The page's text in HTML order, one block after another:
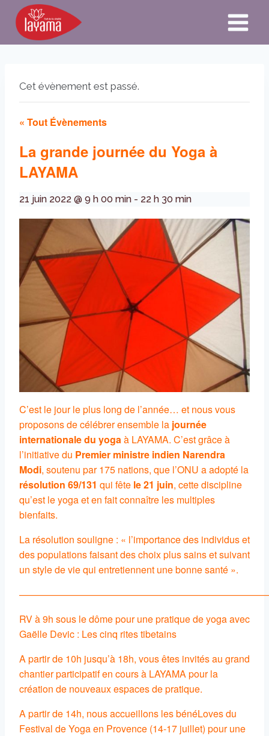
Aller
contenu
Cet évènement est passé.
« Tout Évènements
La grande journée du Yoga à
LAYAMA
21 juin 2022 @ 9 h 00 min - 22 h 30 min
C’est le jour le plus long de l’année… et nous vous
proposons de célébrer ensemble la journée
internationale du yogaà LAYAMA. C’est grâce à
l’initiative du Premier ministre indien Narendra
Modi, soutenu par 175 nations, que l’ONU a adopté la
résolution 69/131 qui fête le 21 juin, cette discipline
qu’est le yoga et en fait connaître les multiples
bienfaits.
La résolution souligne : « l’importance des individus et
des populations faisant des choix plus sains et suivant
un style de vie qui entretiennent une bonne santé ».
RV à 9h sous le dôme pour une pratique de yoga avec
Gaëlle Devic : Les cinq rites tibetains
A partir de 10h jusqu’à 18h, vous êtes invités au grand
chantier participatif en cours à LAYAMA pour la
création de nouveaux espaces de pratique.
A partir de 14h, nous accueillons les bénéLoves du
Festival de Yoga en Provence (14-17 juillet) pour une